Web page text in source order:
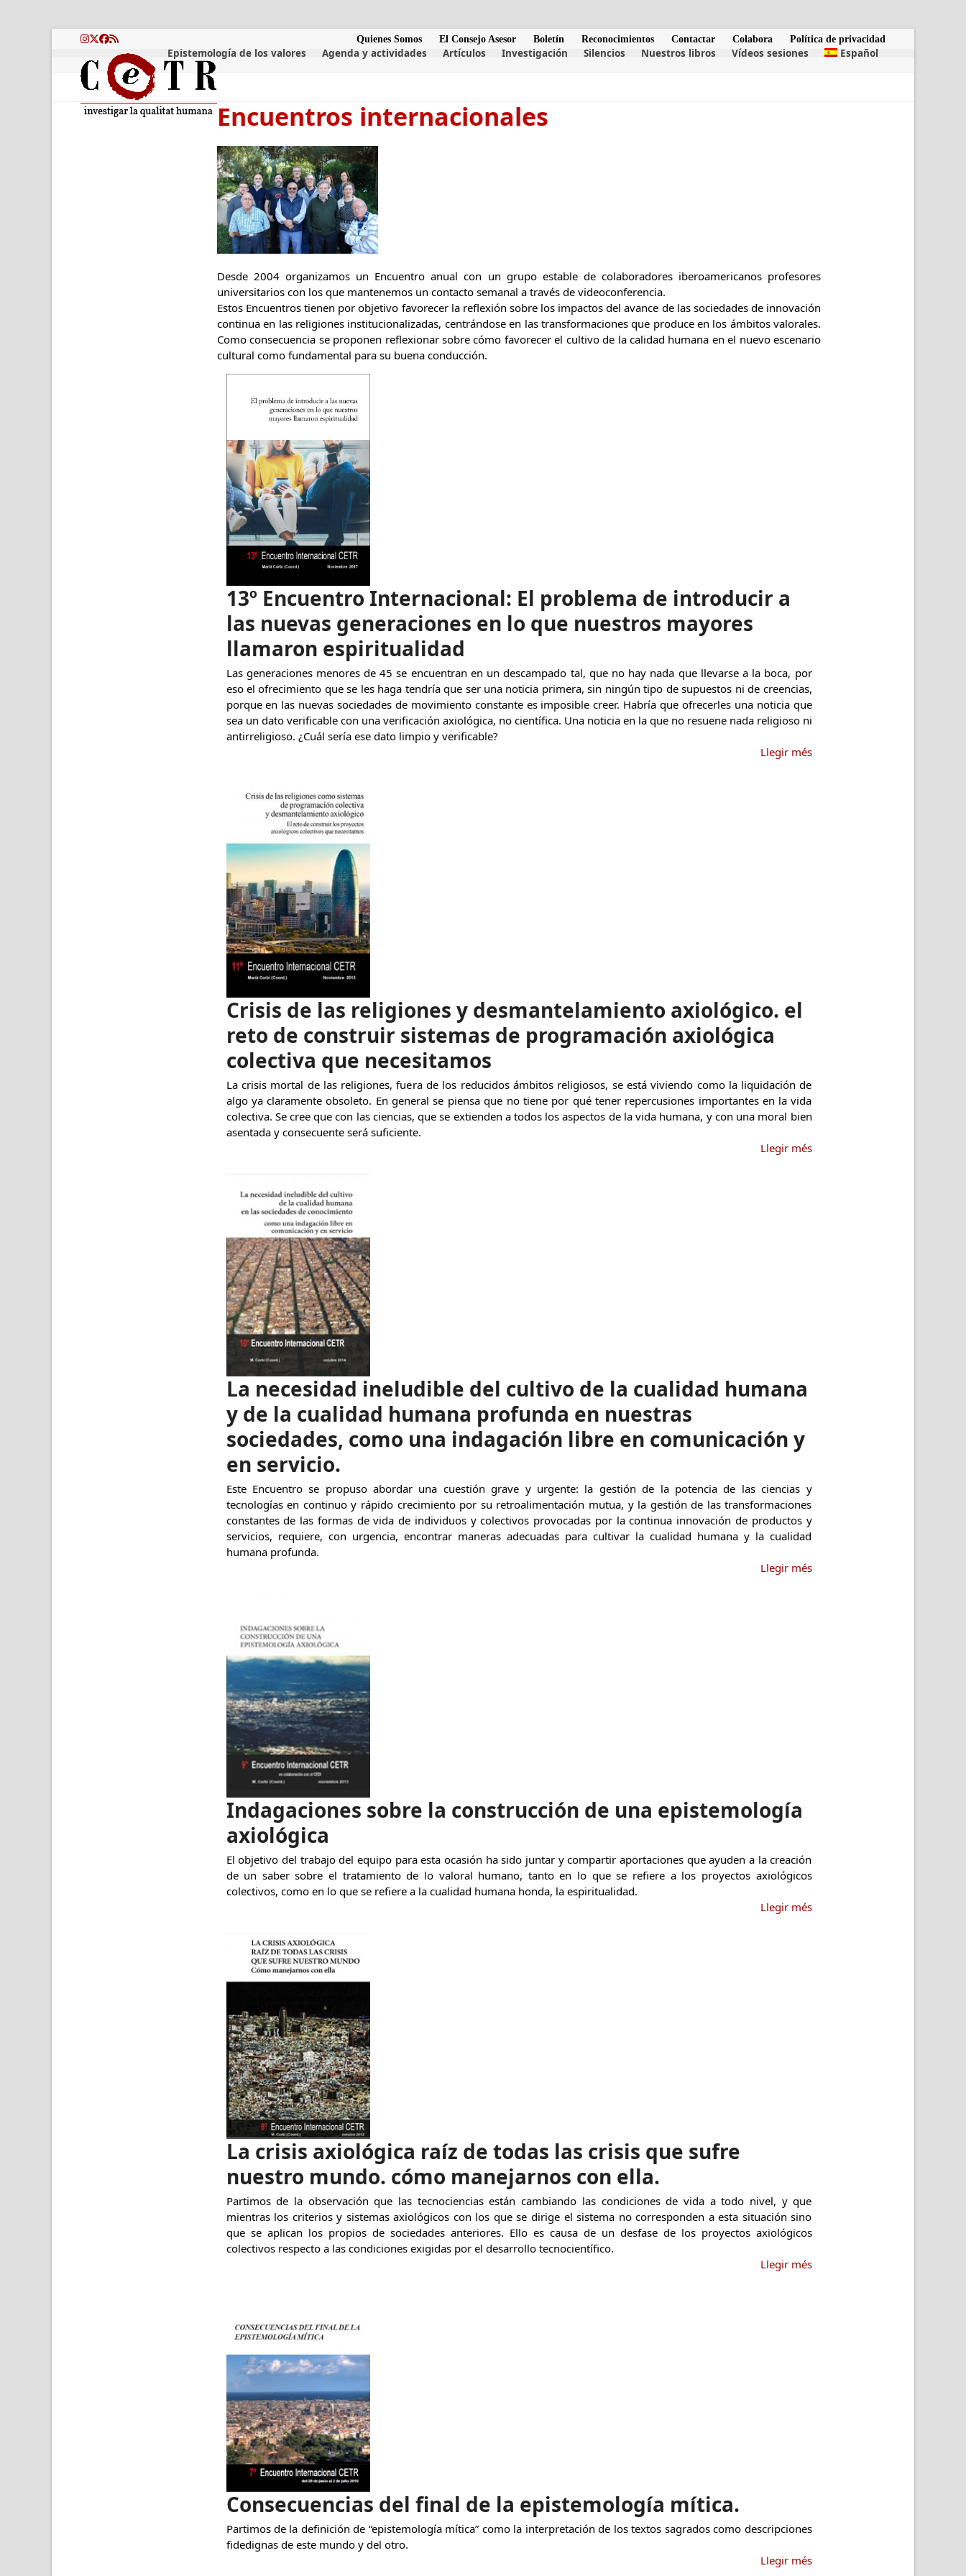
Instagram
Twitter
Facebook
RSS Quienes Somos El Consejo Asesor Boletín Reconocimientos Contactar Colabora Política de privacidad
Epistemología de los valores Agenda y actividades Artículos Investigación Silencios Nuestros libros Vídeos sesiones Español
Encuentros internacionales
Desde 2004 organizamos un Encuentro anual con un grupo estable de colaboradores iberoamericanos profesores
universitarios con los que mantenemos un contacto semanal a través de videoconferencia.
Estos Encuentros tienen por objetivo favorecer la reflexión sobre los impactos del avance de las sociedades de innovación
continua en las religiones institucionalizadas, centrándose en las transformaciones que produce en los ámbitos valorales.
Como consecuencia se proponen reflexionar sobre cómo favorecer el cultivo de la calidad humana en el nuevo escenario
cultural como fundamental para su buena conducción.
13º Encuentro Internacional: El problema de introducir a
las nuevas generaciones en lo que nuestros mayores
llamaron espiritualidad
Las generaciones menores de 45 se encuentran en un descampado tal, que no hay nada que llevarse a la boca, por
eso el ofrecimiento que se les haga tendría que ser una noticia primera, sin ningún tipo de supuestos ni de creencias,
porque en las nuevas sociedades de movimiento constante es imposible creer. Habría que ofrecerles una noticia que
sea un dato verificable con una verificación axiológica, no científica. Una noticia en la que no resuene nada religioso ni
antirreligioso. ¿Cuál sería ese dato limpio y verificable?
Llegir més
Crisis de las religiones y desmantelamiento axiológico. el
reto de construir sistemas de programación axiológica
colectiva que necesitamos
La crisis mortal de las religiones, fuera de los reducidos ámbitos religiosos, se está viviendo como la liquidación de
algo ya claramente obsoleto. En general se piensa que no tiene por qué tener repercusiones importantes en la vida
colectiva. Se cree que con las ciencias, que se extienden a todos los aspectos de la vida humana, y con una moral bien
asentada y consecuente será suficiente.
Llegir més
La necesidad ineludible del cultivo de la cualidad humana
y de la cualidad humana profunda en nuestras
sociedades, como una indagación libre en comunicación y
en servicio.
Este Encuentro se propuso abordar una cuestión grave y urgente: la gestión de la potencia de las ciencias y
tecnologías en continuo y rápido crecimiento por su retroalimentación mutua, y la gestión de las transformaciones
constantes de las formas de vida de individuos y colectivos provocadas por la continua innovación de productos y
servicios, requiere, con urgencia, encontrar maneras adecuadas para cultivar la cualidad humana y la cualidad
humana profunda.
Llegir més
Indagaciones sobre la construcción de una epistemología
axiológica
El objetivo del trabajo del equipo para esta ocasión ha sido juntar y compartir aportaciones que ayuden a la creación
de un saber sobre el tratamiento de lo valoral humano, tanto en lo que se refiere a los proyectos axiológicos
colectivos, como en lo que se refiere a la cualidad humana honda, la espiritualidad.
Llegir més
La crisis axiológica raíz de todas las crisis que sufre
nuestro mundo. cómo manejarnos con ella.
Partimos de la observación que las tecnociencias están cambiando las condiciones de vida a todo nivel, y que
mientras los criterios y sistemas axiológicos con los que se dirige el sistema no corresponden a esta situación sino
que se aplican los propios de sociedades anteriores. Ello es causa de un desfase de los proyectos axiológicos
colectivos respecto a las condiciones exigidas por el desarrollo tecnocientífico.
Llegir més
Consecuencias del final de la epistemología mítica.
Partimos de la definición de “epistemología mítica” como la interpretación de los textos sagrados como descripciones
fidedignas de este mundo y del otro.
Llegir més